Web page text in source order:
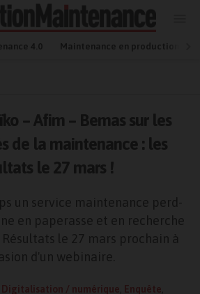
4.0 Maintenance en production
– Afim – Bemas sur les
de la maintenance : les
le 27 mars !
un service maintenance perd-
en paperasse et en recherche
le 27 mars prochain à
d'un webinaire.
Digitalisation / numérique Enquête